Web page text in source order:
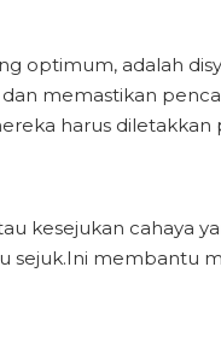
optimum, adalah
memastikan
harus diletakkan
kesejukan cahaya
sejuk.Ini membantu